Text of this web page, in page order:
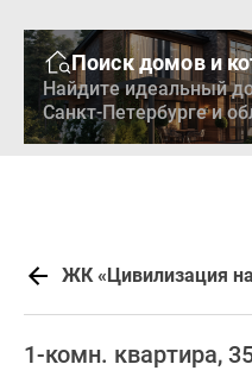
Поиск домов и
Найдите идеальный
Санкт-Петербурге и
ЖК «Цивилизация
1-комн. квартира,